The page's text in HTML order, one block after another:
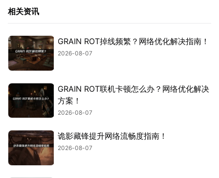
相关资讯
GRAIN ROT掉线频繁？网络优化解决指南！
2026-08-07
GRAIN ROT联机卡顿怎么办？网络优化解决
方案！
2026-08-07
诡影藏锋提升网络流畅度指南！
2026-08-07